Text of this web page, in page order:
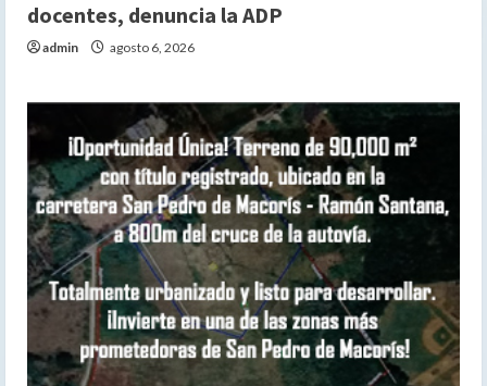
docentes, denuncia la ADP
admin agosto 6, 2026